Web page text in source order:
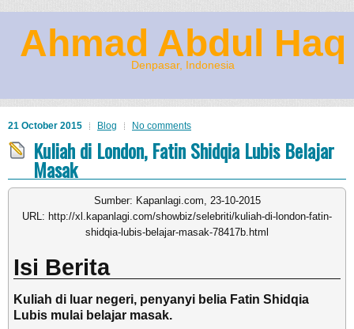
Ahmad Abdul Haq
Denpasar, Indonesia
21 October 2015 Blog No comments
Kuliah di London, Fatin Shidqia Lubis Belajar
Masak
Sumber: Kapanlagi.com, 23-10-2015
URL: http://xl.kapanlagi.com/showbiz/selebriti/kuliah-di-london-fatin-
shidqia-lubis-belajar-masak-78417b.html
Isi Berita
Kuliah di luar negeri, penyanyi belia Fatin Shidqia
Lubis mulai belajar masak.